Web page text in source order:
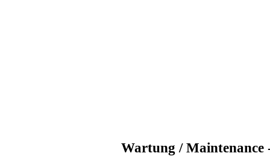
Wartung / Maintenance